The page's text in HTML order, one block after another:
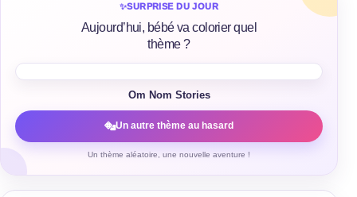
✨SURPRISE DU JOUR
Aujourd’hui, bébé va colorier quel
thème ?
Om Nom Stories
Un autre thème au hasard
Un thème aléatoire, une nouvelle aventure !